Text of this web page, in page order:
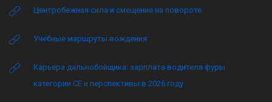
Центробежная сила и смещение на повороте
Учебные маршруты вождения
Карьера дальнобойщика: зарплата водителя фуры
категории CE и перспективы в 2026 году